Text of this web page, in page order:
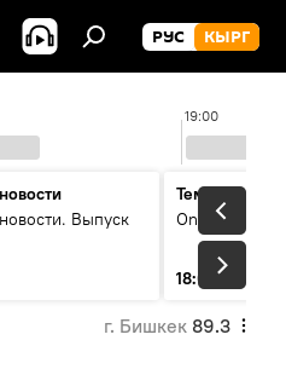
РУС КЫРГ
19:00
Выпуск
Тема дня
On air
18:07
г. Бишкек 89.3